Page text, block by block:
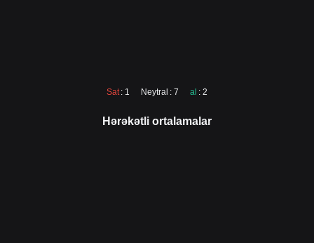
Sat : 1 Neytral : 7 al : 2
Hərəkətli ortalamalar